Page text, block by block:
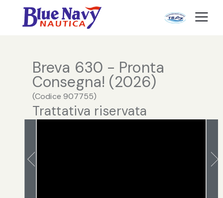
Breva 630 - Pronta
Consegna! (2026)
(Codice 907755)
Trattativa riservata